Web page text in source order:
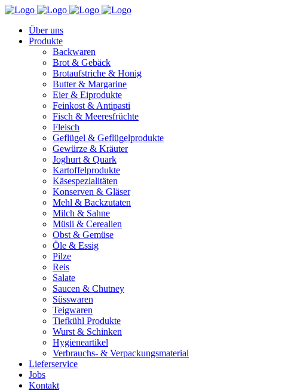
Über uns
Produkte
Backwaren
Brot & Gebäck
Brotaufstriche & Honig
Butter & Margarine
Eier & Eiprodukte
Feinkost & Antipasti
Fisch & Meeresfrüchte
Fleisch
Geflügel & Geflügelprodukte
Gewürze & Kräuter
Joghurt & Quark
Kartoffelprodukte
Käsespezialitäten
Konserven & Gläser
Mehl & Backzutaten
Milch & Sahne
Müsli & Cerealien
Obst & Gemüse
Öle & Essig
Pilze
Reis
Salate
Saucen & Chutney
Süsswaren
Teigwaren
Tiefkühl Produkte
Wurst & Schinken
Hygieneartikel
Verbrauchs- & Verpackungsmaterial
Lieferservice
Jobs
Kontakt